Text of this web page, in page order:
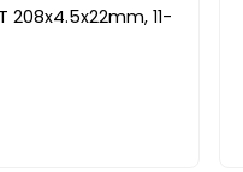
208x4.5x22mm, 11-